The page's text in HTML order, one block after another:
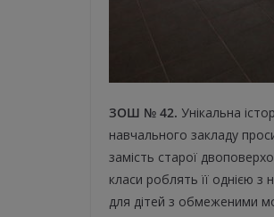
ЗОШ № 42. Унікальна
навчального закладу
замість старої
класи роблять її однією з
для дітей з обмеженими